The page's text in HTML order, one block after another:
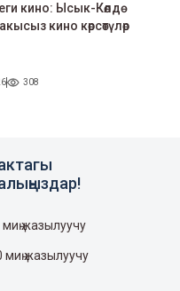
кино: Ысык-Көлдө
кино көрсөтүлөр
308
миң жазылуучу
миң жазылуучу